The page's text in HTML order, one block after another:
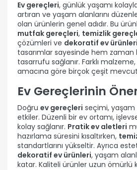
Ev gereçleri, günlük yaşamı
artıran ve yaşam alanlarını
olan ürünlerin genel adıdır. Bu
mutfak gereçleri, temizlik
çözümleri ve dekoratif ev ürünleri
tasarımlar sayesinde hem
tasarrufu sağlanır. Farklı
amacına göre birçok çeşit
Ev Gereçlerinin
Doğru ev gereçleri seçimi,
etkiler. Düzenli bir ev ortamı,
kolay sağlanır. Pratik ev aletleri
hazırlama süresini kısaltırken,
standartlarını yükseltir. Ayrıca
dekoratif ev ürünleri, yaşam
katar. Kaliteli ürünler uzun ömürlü